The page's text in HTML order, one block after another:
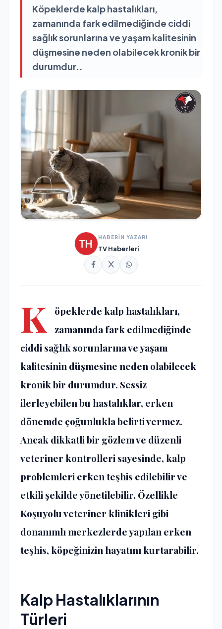
Köpeklerde kalp hastalıkları,
zamanında fark edilmediğinde ciddi
sağlık sorunlarına ve yaşam kalitesinin
düşmesine neden olabilecek kronik bir
durumdur..
HABERİN YAZARI
TV Haberleri
K
öpeklerde kalp hastalıkları,
zamanında fark edilmediğinde
ciddi sağlık sorunlarına ve yaşam
kalitesinin düşmesine neden olabilecek
kronik bir durumdur. Sessiz
ilerleyebilen bu hastalıklar, erken
dönemde çoğunlukla belirti vermez.
Ancak dikkatli bir gözlem ve düzenli
veteriner kontrolleri sayesinde, kalp
problemleri erken teşhis edilebilir ve
etkili şekilde yönetilebilir. Özellikle
Koşuyolu veteriner klinikleri gibi
donanımlı merkezlerde yapılan erken
teşhis, köpeğinizin hayatını kurtarabilir.
Kalp Hastalıklarının
Türleri